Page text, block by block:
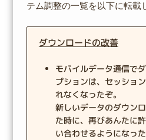
テム調整の一覧を以下に転載
ダウンロードの改善
モバイルデータ通信で
プションは、セッショ
れなくなったぞ。
新しいデータのダウン
た時に、再びあんたに
い合わせるようになった